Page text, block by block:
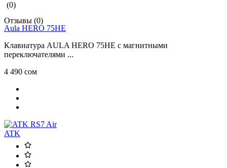
(0)
Отзывы (0)
Aula HERO 75HE
Клавиатура AULA HERO 75HE с магнитными
переключателями ...
4 490 сом
ATK